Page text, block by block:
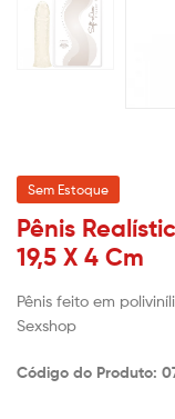
Sem Estoque
Pênis
19,5 X 4 Cm
Pênis feito em
Sexshop
Código do Produto: